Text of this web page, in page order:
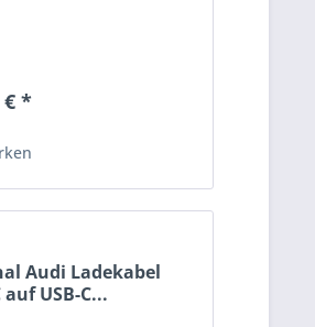
€ *
Audi Ladekabel
auf USB-C...